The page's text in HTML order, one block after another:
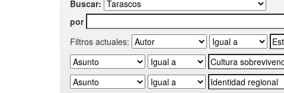
Buscar:
por
Filtros actuales: